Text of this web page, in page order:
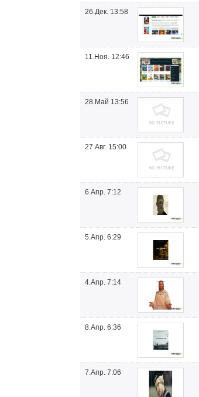
26.Дек. 13:58
11.Ноя. 12:46
28.Май 13:56
27.Авг. 15:00
6.Апр. 7:12
5.Апр. 6:29
4.Апр. 7:14
8.Апр. 6:36
7.Апр. 7:06